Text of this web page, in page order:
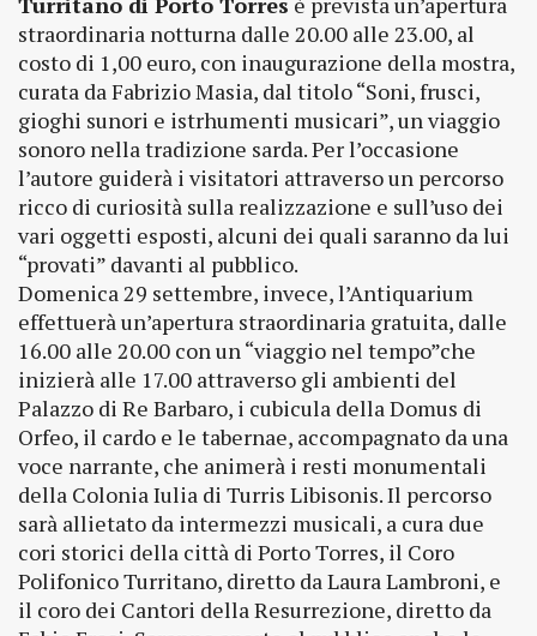
straordinaria notturna dalle 20.00 alle 23.00, al
costo di 1,00 euro, con inaugurazione della mostra,
curata da Fabrizio Masia, dal titolo “Soni, frusci,
gioghi sunori e istrhumenti musicari”, un viaggio
sonoro nella tradizione sarda. Per l’occasione
l’autore guiderà i visitatori attraverso un percorso
ricco di curiosità sulla realizzazione e sull’uso dei
vari oggetti esposti, alcuni dei quali saranno da lui
“provati” davanti al pubblico.
Domenica 29 settembre, invece, l’Antiquarium
effettuerà un’apertura straordinaria gratuita, dalle
16.00 alle 20.00 con un “viaggio nel tempo”che
inizierà alle 17.00 attraverso gli ambienti del
Palazzo di Re Barbaro, i cubicula della Domus di
Orfeo, il cardo e le tabernae, accompagnato da una
voce narrante, che animerà i resti monumentali
della Colonia Iulia di Turris Libisonis. Il percorso
sarà allietato da intermezzi musicali, a cura due
cori storici della città di Porto Torres, il Coro
Polifonico Turritano, diretto da Laura Lambroni, e
il coro dei Cantori della Resurrezione, diretto da